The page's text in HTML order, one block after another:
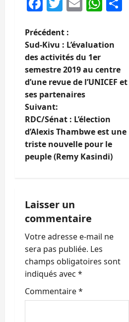
N
a
v
i
g
a
t
o
n
d
’
a
r
Précédent :
Sud-Kivu : L’évaluation
des activités du 1er
semestre 2019 au centre
d’une revue de l’UNICEF et
ses partenaires
Suivant:
RDC/Sénat : L’élection
d’Alexis Thambwe est une
triste nouvelle pour le
peuple (Remy Kasindi)
Laisser un
commentaire
Votre adresse e-mail ne
sera pas publiée. Les
champs obligatoires sont
indiqués avec *
Commentaire*